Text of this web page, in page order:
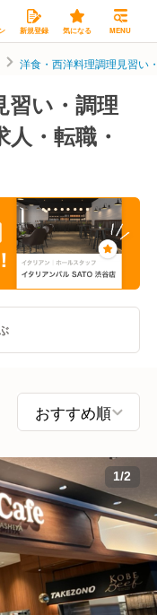
新規登録 気になる MENU
洋食・西洋料理調理見習い
習い・調理
・転職・
1/2